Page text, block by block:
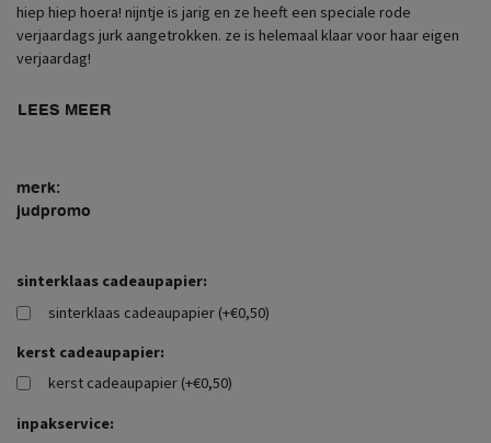
hiep hiep hoera! nijntje is jarig en ze heeft een speciale rode
verjaardags jurk aangetrokken. ze is helemaal klaar voor haar eigen
verjaardag!
LEES MEER
merk:
judpromo
sinterklaas cadeaupapier:
sinterklaas cadeaupapier (+€0,50)
kerst cadeaupapier:
kerst cadeaupapier (+€0,50)
inpakservice: